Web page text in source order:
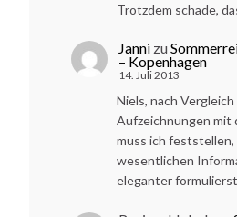
Trotzdem schade,
Janni zu
– Kopenhagen
14. Juli 2013
Niels, nach
Aufzeichnungen mit
muss ich feststellen,
wesentlichen
eleganter